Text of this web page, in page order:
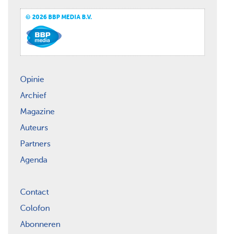
© 2026 BBP MEDIA B.V.
Opinie
Archief
Magazine
Auteurs
Partners
Agenda
Contact
Colofon
Abonneren